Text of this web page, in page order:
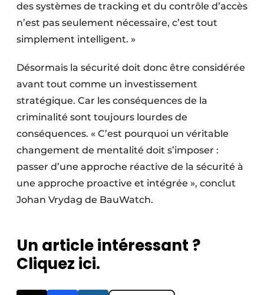
des systèmes de tracking et du contrôle d’accès
n’est pas seulement nécessaire, c’est tout
simplement intelligent. »
Désormais la sécurité doit donc être considérée
avant tout comme un investissement
stratégique. Car les conséquences de la
criminalité sont toujours lourdes de
conséquences. « C’est pourquoi un véritable
changement de mentalité doit s’imposer :
passer d’une approche réactive de la sécurité à
une approche proactive et intégrée », conclut
Johan Vrydag de BauWatch.
Un article intéressant ?
Cliquez ici.